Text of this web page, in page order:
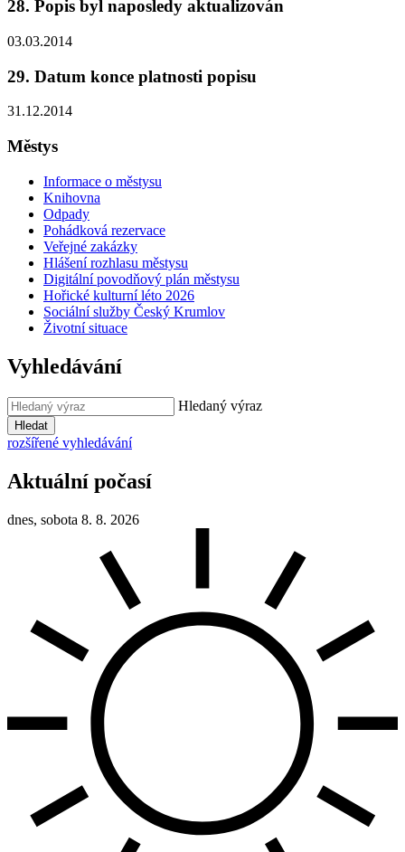
28. Popis byl naposledy aktualizován
03.03.2014
29. Datum konce platnosti popisu
31.12.2014
Městys
Informace o městysu
Knihovna
Odpady
Pohádková rezervace
Veřejné zakázky
Hlášení rozhlasu městysu
Digitální povodňový plán městysu
Hořické kulturní léto 2026
Sociální služby Český Krumlov
Životní situace
Vyhledávání
Hledaný výraz
Hledat
rozšířené vyhledávání
Aktuální počasí
dnes, sobota 8. 8. 2026